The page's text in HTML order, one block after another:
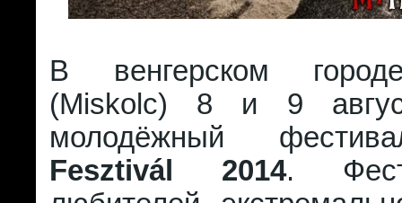
В венгерском
(Miskolc) 8 и 9
молодёжный
Fesztivál 2014.